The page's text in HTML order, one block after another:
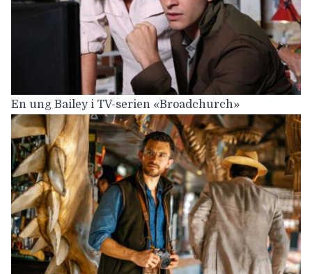
En ung Bailey i TV-serien «Broadchurch»